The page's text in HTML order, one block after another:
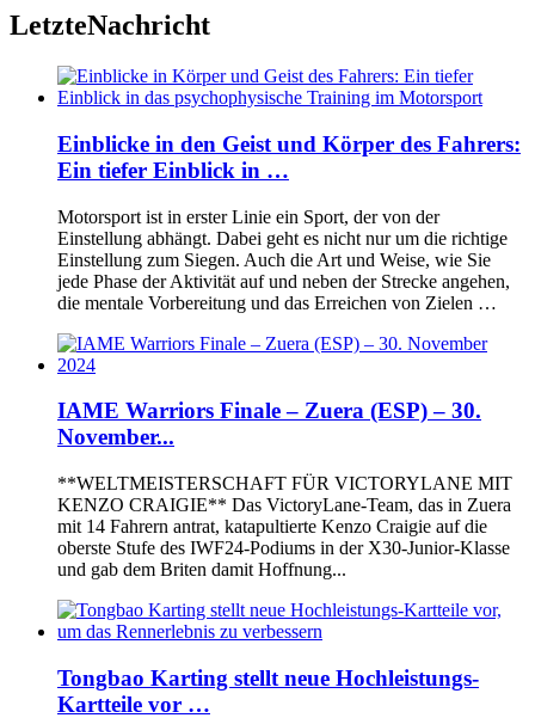
LetzteNachricht
Einblicke in den Geist und Körper des Fahrers:
Ein tiefer Einblick in …
Motorsport ist in erster Linie ein Sport, der von der
Einstellung abhängt. Dabei geht es nicht nur um die richtige
Einstellung zum Siegen. Auch die Art und Weise, wie Sie
jede Phase der Aktivität auf und neben der Strecke angehen,
die mentale Vorbereitung und das Erreichen von Zielen …
IAME Warriors Finale – Zuera (ESP) – 30.
November...
**WELTMEISTERSCHAFT FÜR VICTORYLANE MIT
KENZO CRAIGIE** Das VictoryLane-Team, das in Zuera
mit 14 Fahrern antrat, katapultierte Kenzo Craigie auf die
oberste Stufe des IWF24-Podiums in der X30-Junior-Klasse
und gab dem Briten damit Hoffnung...
Tongbao Karting stellt neue Hochleistungs-
Kartteile vor …